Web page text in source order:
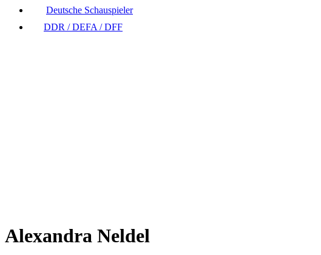
Deutsche Schauspieler
DDR / DEFA / DFF
Alexandra Neldel